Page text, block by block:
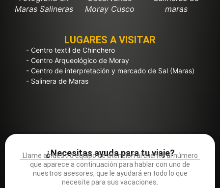
Maras Salineras
Moray Cusco
maras
LUGARES A VISITAR
- Centro textil de Chinchero
- Centro Arqueológico de Moray
- Centro de interpretación y mercado de Sal (Maras)
- Salinera de Maras
¿Necesitas ayuda para tu viaje?
Llame a nuestro equipo de atención al cliente al número
que aparece a continuación para hablar con uno de
nuestros asesores, que le ayudará en todo lo que
necesite para sus vacaciones.